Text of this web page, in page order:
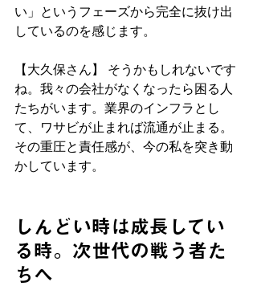
い」というフェーズから完全に抜け出
しているのを感じます。
【大久保さん】 そうかもしれないです
ね。我々の会社がなくなったら困る人
たちがいます。業界のインフラとし
て、ワサビが止まれば流通が止まる。
その重圧と責任感が、今の私を突き動
かしています。
しんどい時は成長してい
る時。次世代の戦う者た
ちへ